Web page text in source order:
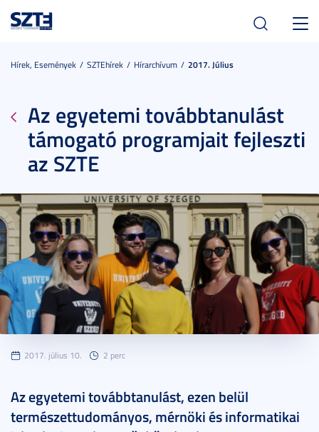
Hírek, Események SZTEhírek Hírarchívum 2017. Július
Az egyetemi továbbtanulást
támogató programjait fejleszti
az SZTE
2017. július 10. 2 perc
Az egyetemi továbbtanulást, ezen belül
természettudományos, mérnöki és informatikai